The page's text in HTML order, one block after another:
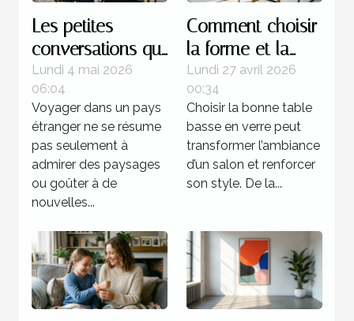
Les petites
conversations qui
transforment
l’expérience d’un
pays
Lundi 4 mai 2026
06:04
Voyager dans un pays
étranger ne se résume
pas seulement à
admirer des paysages
ou goûter à de
nouvelles...
Comment choisir
la forme et la
couleur de votre
table basse en
verre ?
Lundi 27 avril 2026
00:34
Choisir la bonne table
basse en verre peut
transformer l’ambiance
d’un salon et renforcer
son style. De la...